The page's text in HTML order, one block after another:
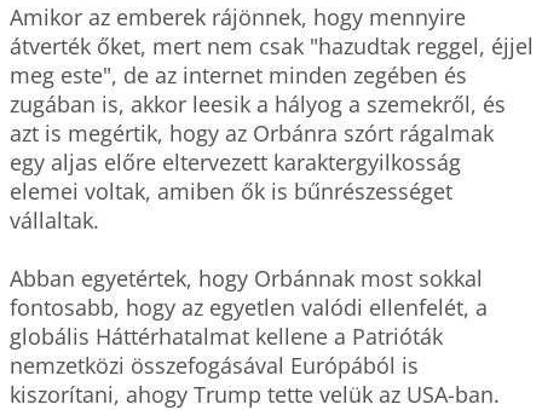
Amikor az emberek rájönnek, hogy mennyire
átverték őket, mert nem csak "hazudtak reggel, éjjel
meg este", de az internet minden zegében és
zugában is, akkor leesik a hályog a szemekről, és
azt is megértik, hogy az Orbánra szórt rágalmak
egy aljas előre eltervezett karaktergyilkosság
elemei voltak, amiben ők is bűnrészességet
vállaltak.
Abban egyetértek, hogy Orbánnak most sokkal
fontosabb, hogy az egyetlen valódi ellenfelét, a
globális Háttérhatalmat kellene a Patrióták
nemzetközi összefogásával Európából is
kiszorítani, ahogy Trump tette velük az USA-ban.